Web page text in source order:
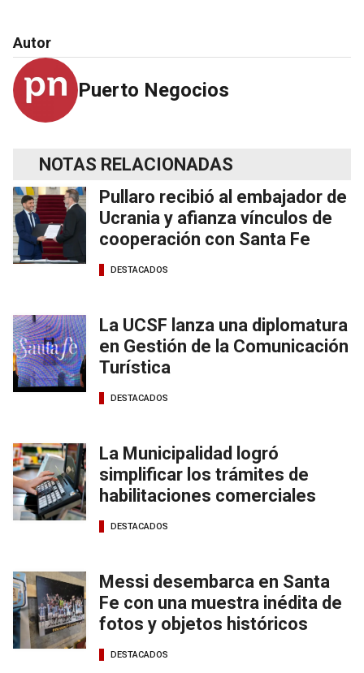
Autor
Puerto Negocios
NOTAS RELACIONADAS
Pullaro recibió al embajador de
Ucrania y afianza vínculos de
cooperación con Santa Fe
DESTACADOS
La UCSF lanza una diplomatura
en Gestión de la Comunicación
Turística
DESTACADOS
La Municipalidad logró
simplificar los trámites de
habilitaciones comerciales
DESTACADOS
Messi desembarca en Santa
Fe con una muestra inédita de
fotos y objetos históricos
DESTACADOS